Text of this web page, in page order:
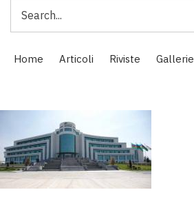
Main
navigation
Home Articoli Riviste Gallerie